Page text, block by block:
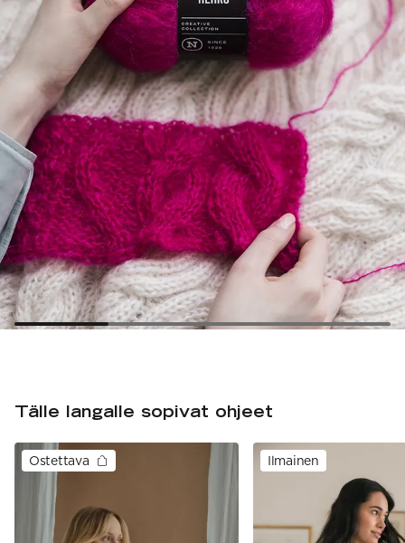
Tälle langalle sopivat ohjeet
Ostettava Ilmainen